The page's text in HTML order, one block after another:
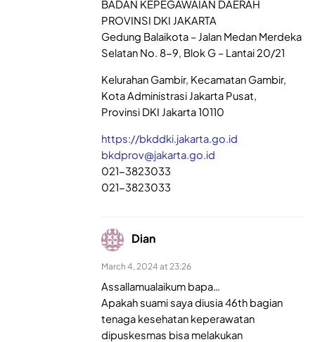
BADAN KEPEGAWAIAN DAERAH
PROVINSI DKI JAKARTA
Gedung Balaikota – Jalan Medan Merdeka
Selatan No. 8-9, Blok G – Lantai 20/21
Kelurahan Gambir, Kecamatan Gambir,
Kota Administrasi Jakarta Pusat,
Provinsi DKI Jakarta 10110
https://bkddki.jakarta.go.id
bkdprov@jakarta.go.id
021-3823033
021-3823033
Dian
March 4, 2024 at 23:26
Assallamualaikum bapa…
Apakah suami saya diusia 46th bagian
tenaga kesehatan keperawatan
dipuskesmas bisa melakukan